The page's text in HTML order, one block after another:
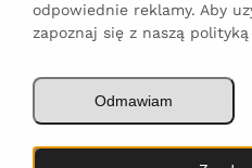
plików
dźwiękowych
Copyright 2024 | Made
Wieczorek | All
odpowiednie reklamy. Aby
zapoznaj się z naszą
Odmawiam